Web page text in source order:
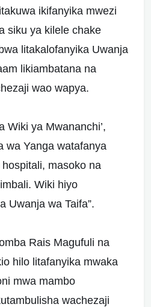
ikifanyika mwezi
siku ya kilele chake
litakalofanyika Uwanja
likiambatana na
wao wapya.
Wiki ya Mwananchi’,
wa Yanga watafanya
masoko na
Wiki hiyo
Uwanja wa Taifa”.
Rais Magufuli na
hilo litafanyika mwaka
mwa mambo
wachezaji